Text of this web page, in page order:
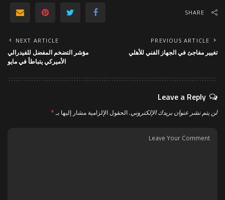
SHARE
PREVIOUS ARTICLE
تغيير مفاجئ في الجهاز الفني للأهلي
NEXT ARTICLE
مؤشر التضخم المفضل للفيدرالي
الأميركي يتباطأ في مايو
Leave a Reply
لن يتم نشر عنوان بريدك الإلكتروني.الحقول الإلزامية مشار إليها بـ*